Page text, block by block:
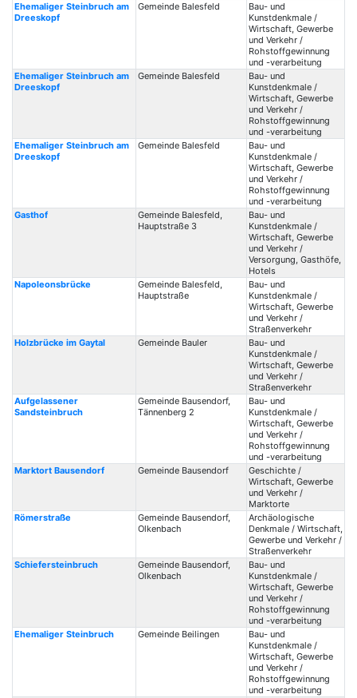
Ehemaliger Steinbruch am
Dreeskopf
Gemeinde Balesfeld
Bau- und
Kunstdenkmale /
Wirtschaft, Gewerbe
und Verkehr /
Rohstoffgewinnung
und -verarbeitung
Ehemaliger Steinbruch am
Dreeskopf
Gemeinde Balesfeld
Bau- und
Kunstdenkmale /
Wirtschaft, Gewerbe
und Verkehr /
Rohstoffgewinnung
und -verarbeitung
Ehemaliger Steinbruch am
Dreeskopf
Gemeinde Balesfeld
Bau- und
Kunstdenkmale /
Wirtschaft, Gewerbe
und Verkehr /
Rohstoffgewinnung
und -verarbeitung
Gasthof
Gemeinde Balesfeld,
Hauptstraße 3
Bau- und
Kunstdenkmale /
Wirtschaft, Gewerbe
und Verkehr /
Versorgung, Gasthöfe,
Hotels
Napoleonsbrücke
Gemeinde Balesfeld,
Hauptstraße
Bau- und
Kunstdenkmale /
Wirtschaft, Gewerbe
und Verkehr /
Straßenverkehr
Holzbrücke im Gaytal
Gemeinde Bauler
Bau- und
Kunstdenkmale /
Wirtschaft, Gewerbe
und Verkehr /
Straßenverkehr
Aufgelassener
Sandsteinbruch
Gemeinde Bausendorf,
Tännenberg 2
Bau- und
Kunstdenkmale /
Wirtschaft, Gewerbe
und Verkehr /
Rohstoffgewinnung
und -verarbeitung
Marktort Bausendorf
Gemeinde Bausendorf
Geschichte /
Wirtschaft, Gewerbe
und Verkehr /
Marktorte
Römerstraße
Gemeinde Bausendorf,
Olkenbach
Archäologische
Denkmale / Wirtschaft,
Gewerbe und Verkehr /
Straßenverkehr
Schiefersteinbruch
Gemeinde Bausendorf,
Olkenbach
Bau- und
Kunstdenkmale /
Wirtschaft, Gewerbe
und Verkehr /
Rohstoffgewinnung
und -verarbeitung
Ehemaliger Steinbruch
Gemeinde Beilingen
Bau- und
Kunstdenkmale /
Wirtschaft, Gewerbe
und Verkehr /
Rohstoffgewinnung
und -verarbeitung